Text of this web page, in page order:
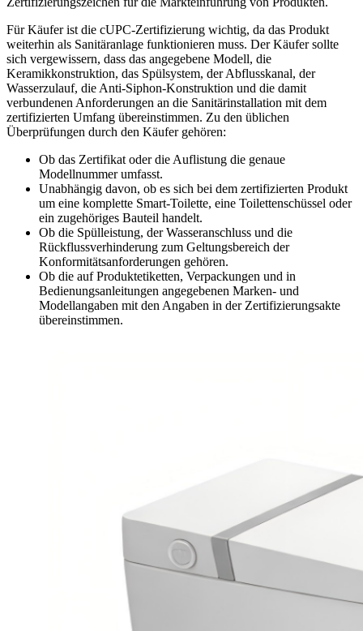
Für Käufer ist die cUPC-Zertifizierung wichtig, da das Produkt
weiterhin als Sanitäranlage funktionieren muss. Der Käufer sollte
sich vergewissern, dass das angegebene Modell, die
Keramikkonstruktion, das Spülsystem, der Abflusskanal, der
Wasserzulauf, die Anti-Siphon-Konstruktion und die damit
verbundenen Anforderungen an die Sanitärinstallation mit dem
zertifizierten Umfang übereinstimmen. Zu den üblichen
Überprüfungen durch den Käufer gehören:
Ob das Zertifikat oder die Auflistung die genaue
Modellnummer umfasst.
Unabhängig davon, ob es sich bei dem zertifizierten Produkt
um eine komplette Smart-Toilette, eine Toilettenschüssel oder
ein zugehöriges Bauteil handelt.
Ob die Spülleistung, der Wasseranschluss und die
Rückflussverhinderung zum Geltungsbereich der
Konformitätsanforderungen gehören.
Ob die auf Produktetiketten, Verpackungen und in
Bedienungsanleitungen angegebenen Marken- und
Modellangaben mit den Angaben in der Zertifizierungsakte
übereinstimmen.